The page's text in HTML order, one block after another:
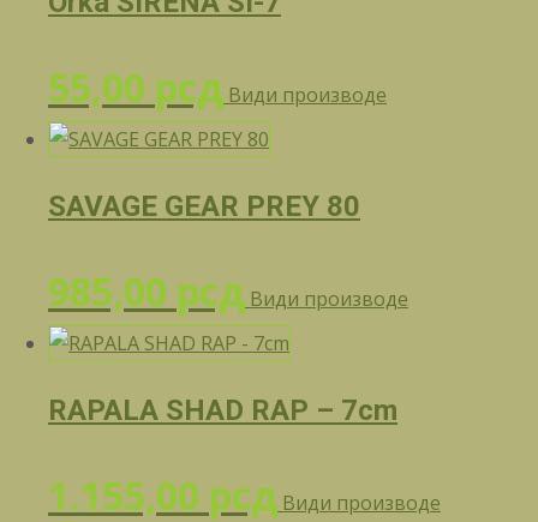
55,00 рсд Види производе
SAVAGE GEAR PREY 80
985,00 рсд Види производе
RAPALA SHAD RAP – 7cm
1.155,00 рсд Види производе